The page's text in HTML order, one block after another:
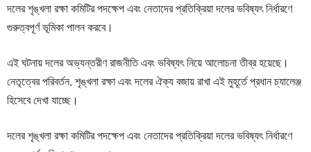
দলের শৃঙ্খলা রক্ষা কমিটির পদক্ষেপ এবং নেতাদের প্রতিক্রিয়া দলের ভবিষ্যৎ নির্ধারণে
গুরুত্বপূর্ণ ভূমিকা পালন করবে।
এই ঘটনায় দলের অভ্যন্তরীণ রাজনীতি এবং ভবিষ্যৎ নিয়ে আলোচনা তীব্র হয়েছে।
নেতৃত্বের পরিবর্তন, শৃঙ্খলা রক্ষা এবং দলের ঐক্য বজায় রাখা এই মুহূর্তে প্রধান চ্যালেঞ্জ
হিসেবে দেখা যাচ্ছে।
দলের শৃঙ্খলা রক্ষা কমিটির পদক্ষেপ এবং নেতাদের প্রতিক্রিয়া দলের ভবিষ্যৎ নির্ধারণে